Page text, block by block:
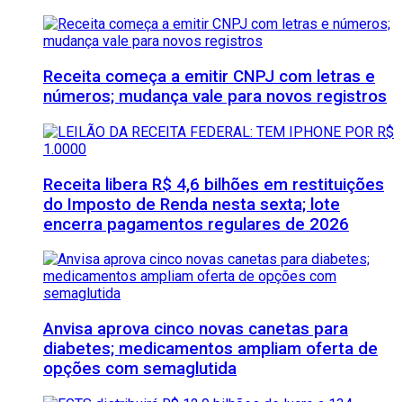
Receita começa a emitir CNPJ com letras e
números; mudança vale para novos registros
Receita libera R$ 4,6 bilhões em restituições
do Imposto de Renda nesta sexta; lote
encerra pagamentos regulares de 2026
Anvisa aprova cinco novas canetas para
diabetes; medicamentos ampliam oferta de
opções com semaglutida